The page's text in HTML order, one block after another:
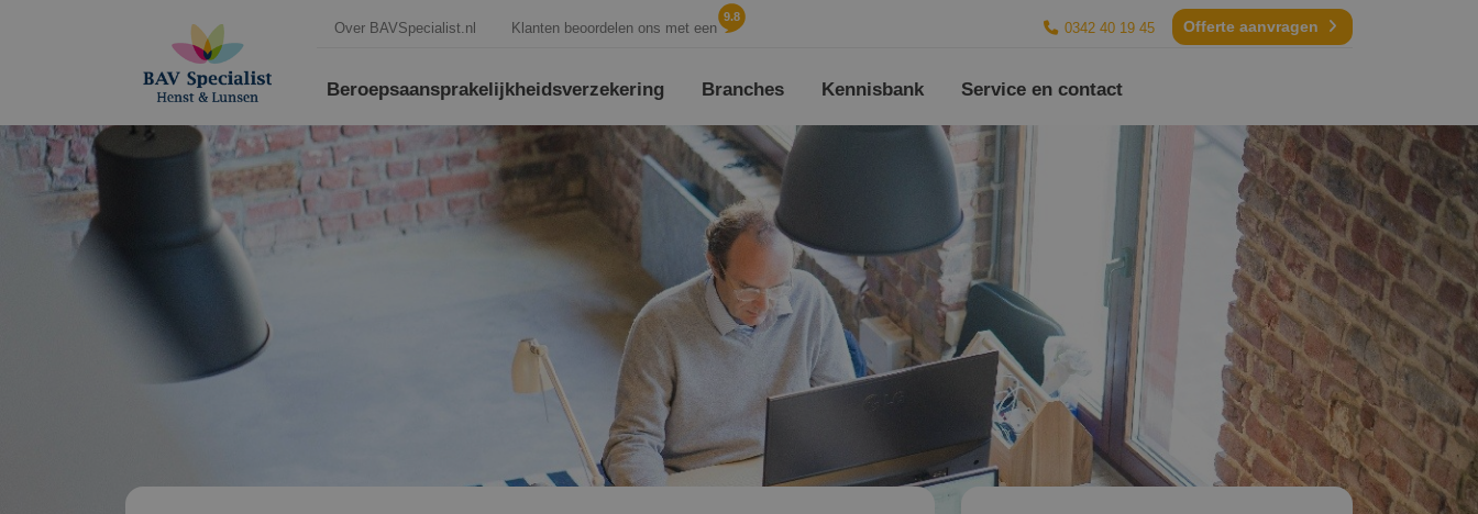
Over BAVSpecialist.nl Klanten beoordelen ons met een
9.8
0342 40 19 45 Offerte aanvragen
Beroepsaansprakelijk­heids­verzekering Branches Kennisbank Service en contact